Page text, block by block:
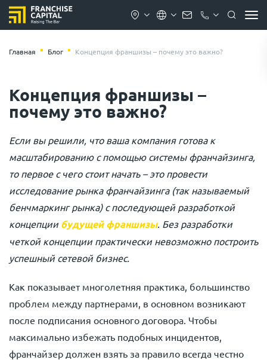
Главная Блог Концепция франшизы – почему это важно?
Концепция франшизы –
почему это важно?
Если вы решили, что ваша компания готова к
масштабированию с помощью системы франчайзинга,
то первое с чего стоит начать – это провести
исследование рынка франчайзинга (так называемый
бенчмаркинг рынка) с последующей разработкой
концепции будущей франшизы. Без разработки
четкой концепции практически невозможно построить
успешный сетевой бизнес.
Как показывает многолетняя практика, большинство
проблем между партнерами, в основном возникают
после подписания основного договора. Чтобы
максимально избежать подобных инцидентов,
франчайзер должен взять за правило всегда честно